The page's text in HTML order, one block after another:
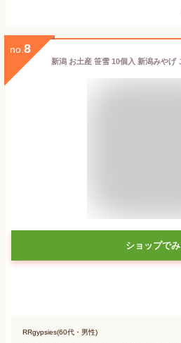
no. 8
ショップで
RRgypsies(60代・男性)